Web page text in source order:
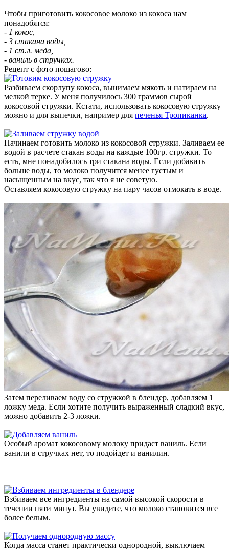
Чтобы приготовить кокосовое молоко из кокоса нам
понадобятся:
- 1 кокос,
- 3 стакана воды,
- 1 ст.л. меда,
- ваниль в стручках.
Рецепт с фото пошагово:
Разбиваем скорлупу кокоса, вынимаем мякоть и натираем на
мелкой терке. У меня получилось 300 граммов сырой
кокосовой стружки. Кстати, использовать кокосовую стружку
можно и для выпечки, например для печенья Тропиканка.
Начинаем готовить молоко из кокосовой стружки. Заливаем ее
водой в расчете стакан воды на каждые 100гр. стружки. То
есть, мне понадобилось три стакана воды. Если добавить
больше воды, то молоко получится менее густым и
насыщенным на вкус, так что я не советую.
Оставляем кокосовую стружку на пару часов отмокать в воде.
Затем переливаем воду со стружкой в блендер, добавляем 1
ложку меда. Если хотите получить выраженный сладкий вкус,
можно добавить 2-3 ложки.
Особый аромат кокосовому молоку придаст ваниль. Если
ванили в стручках нет, то подойдет и ванилин.
Взбиваем все ингредиенты на самой высокой скорости в
течении пяти минут. Вы увидите, что молоко становится все
более белым.
Когда масса станет практически однородной, выключаем